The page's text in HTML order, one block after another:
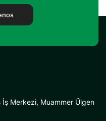
İş Merkezi, Muammer Ülgen